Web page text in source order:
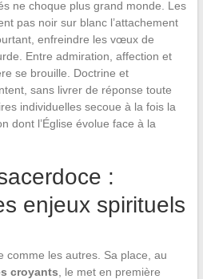
ne choque plus grand monde. Les
pas noir sur blanc l’attachement
enfreindre les vœux de
Entre admiration, affection et
se brouille. Doctrine et
sans livrer de réponse toute
individuelles secoue à la fois la
dont l’Église évolue face à la
:
enjeux spirituels
comme les autres. Sa place, au
croyants , le met en première